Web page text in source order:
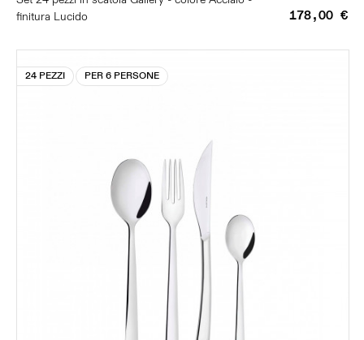
finitura Lucido
178,00 €
24 PEZZI PER 6 PERSONE